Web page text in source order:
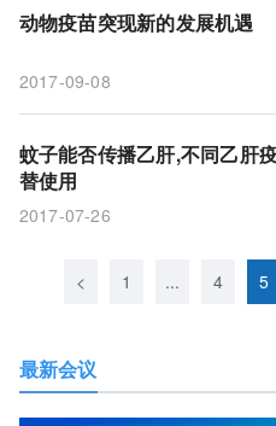
动物疫苗突现新的发展机遇
2017-09-08
蚊子能否传播乙肝,不同乙肝
替使用
2017-07-26
< 1 ... 4 5
最新会议